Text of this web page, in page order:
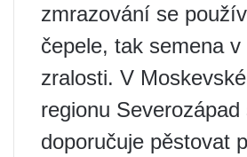
zmrazování se
čepele, tak semena v
zralosti. V
regionu Severozápad
doporučuje pěstovat